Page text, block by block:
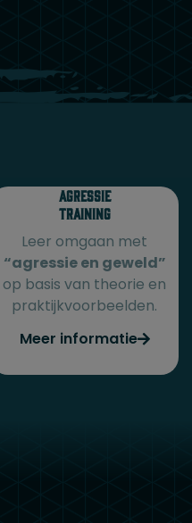
Agressie
training
Leer omgaan met
“agressie en geweld”
op basis van theorie en
praktijkvoorbeelden.
Meer informatie